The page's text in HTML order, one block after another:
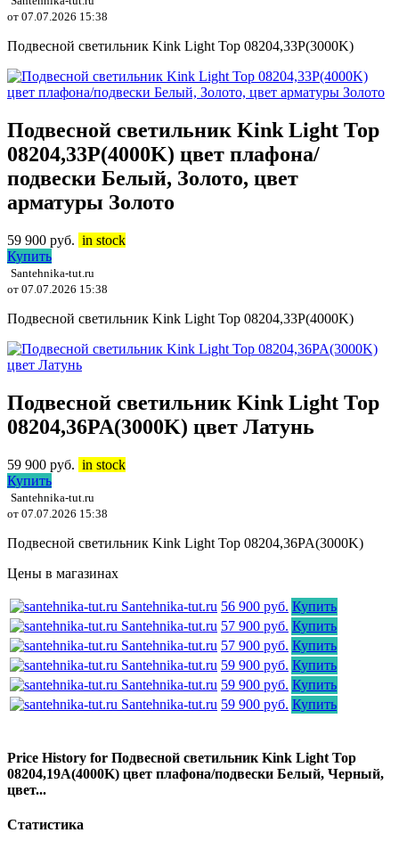
от 07.07.2026 15:38
Подвесной светильник Kink Light Тор 08204,33P(3000K)
Подвесной светильник Kink Light Тор
08204,33P(4000K) цвет плафона/
подвески Белый, Золото, цвет
арматуры Золото
59 900 руб. in stock
Купить
Santehnika-tut.ru
от 07.07.2026 15:38
Подвесной светильник Kink Light Тор 08204,33P(4000K)
Подвесной светильник Kink Light Тор
08204,36PA(3000K) цвет Латунь
59 900 руб. in stock
Купить
Santehnika-tut.ru
от 07.07.2026 15:38
Подвесной светильник Kink Light Тор 08204,36PA(3000K)
Цены в магазинах
Santehnika-tut.ru 56 900 руб. Купить
Santehnika-tut.ru 57 900 руб. Купить
Santehnika-tut.ru 57 900 руб. Купить
Santehnika-tut.ru 59 900 руб. Купить
Santehnika-tut.ru 59 900 руб. Купить
Santehnika-tut.ru 59 900 руб. Купить
Price History for Подвесной светильник Kink Light Тор
08204,19A(4000K) цвет плафона/подвески Белый, Черный,
цвет...
Статистика